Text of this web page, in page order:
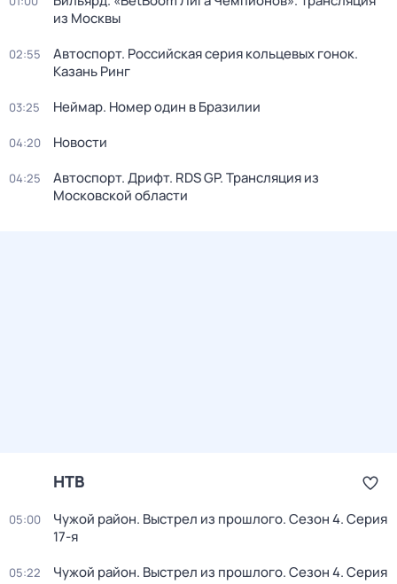
из Москвы
02:55
Автоспорт. Российская серия кольцевых гонок.
Казань Ринг
03:25 Неймар. Номер один в Бразилии
04:20 Новости
04:25
Автоспорт. Дрифт. RDS GP. Трансляция из
Московской области
НТВ
05:00 Чужой район. Выстрел из прошлого. Сезон 4. Серия
17-я
05:22 Чужой район. Выстрел из прошлого. Сезон 4. Серия